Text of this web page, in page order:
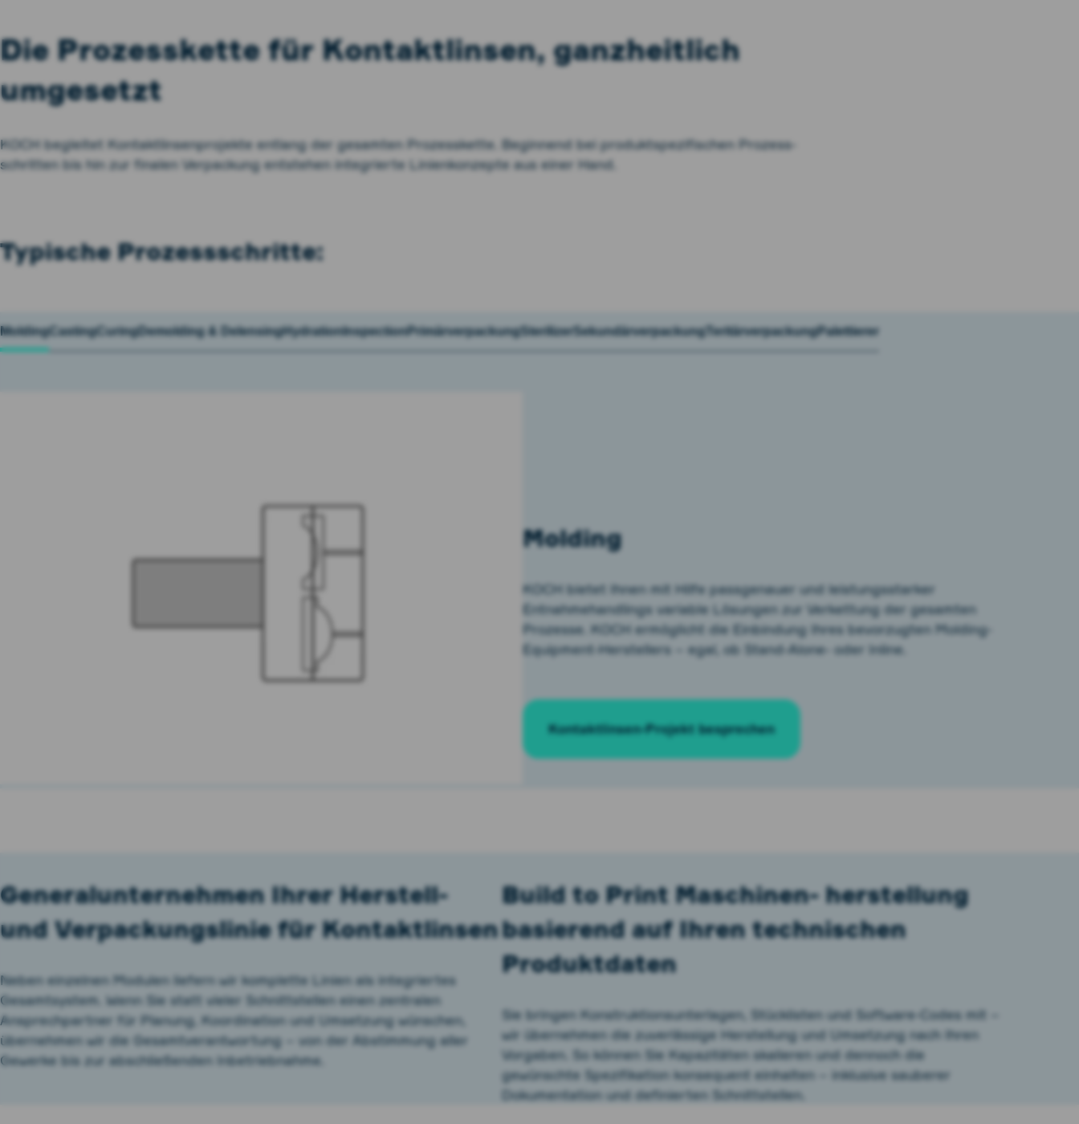
Die Prozess­kette für Kontakt­linsen, ganzheitlich
umgesetzt
KOCH begleitet Kontakt­linsen­projekte entlang der gesamten Prozess­kette. Beginnend bei produkt­spezifischen Prozess­
schritten bis hin zur finalen Verpackung entstehen integrierte Linien­konzepte aus einer Hand.
Typische Prozessschritte:
MoldingCastingCuringDemolding & DelensingHydrationInspectionPrimärverpackungSterilizer Sekundärverpackung TeritärverpackungPalettierer
Molding
KOCH bietet Ihnen mit Hilfe passgenauer und leistungsstarker
Entnahmehandlings variable Lösungen zur Verkettung der gesamten
Prozesse. KOCH ermöglicht die Einbindung Ihres bevorzugten Molding-
Equipment-Herstellers – egal, ob Stand-Alone- oder Inline.
Kontaktlinsen-Projekt besprechen
Generalunternehmen Ihrer Herstell-
und Verpackungslinie für Kontaktlinsen
Neben einzelnen Modulen liefern wir komplette Linien als integriertes
Gesamtsystem. Wenn Sie statt vieler Schnittstellen einen zentralen
Ansprechpartner für Planung, Koordination und Umsetzung wünschen,
übernehmen wir die Gesamtverantwortung – von der Abstimmung aller
Gewerke bis zur abschließenden Inbetriebnahme.
Build to Print Maschinen- herstellung
basierend auf Ihren technischen
Produktdaten
Sie bringen Konstruktionsunterlagen, Stücklisten und Software-Codes mit –
wir übernehmen die zuverlässige Herstellung und Umsetzung nach Ihren
Vorgaben. So können Sie Kapazitäten skalieren und dennoch die
gewünschte Spezifikation konsequent einhalten – inklusive sauberer
Dokumentation und definierten Schnittstellen.